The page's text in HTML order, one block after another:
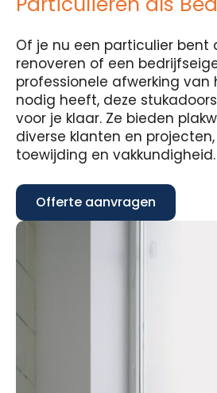
Of je nu een particulier bent
renoveren of een
professionele afwerking van
nodig heeft, deze
voor je klaar. Ze bieden
diverse klanten en
toewijding en vakkundigheid.
Offerte aanvragen